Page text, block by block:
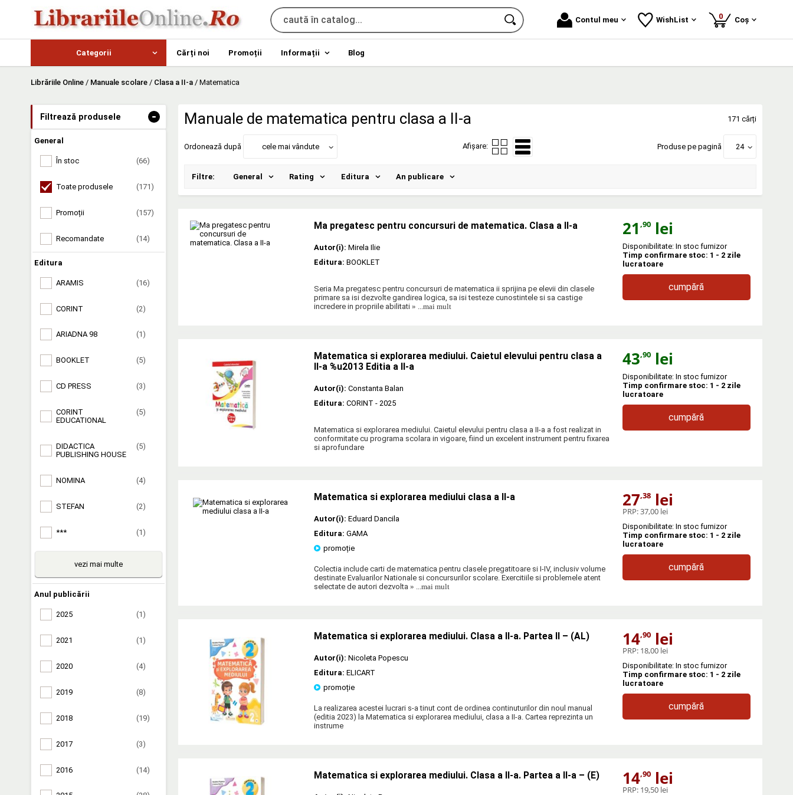
Contul meu WishList 0produse
Coș
Categorii Cărți noi Promoții Informații Blog
Librăriile Online / Manuale scolare / Clasa a II-a / Matematica
Filtrează produsele -
General
În stoc (66)
Toate produsele (171)
Promoții (157)
Recomandate (14)
Editura
ARAMIS (16)
CORINT (2)
ARIADNA 98 (1)
BOOKLET (5)
CD PRESS (3)
CORINT
EDUCATIONAL
(5)
DIDACTICA
PUBLISHING HOUSE
(5)
NOMINA (4)
STEFAN (2)
*** (1)
vezi mai multe
Anul publicării
2025 (1)
2021 (1)
2020 (4)
2019 (8)
2018 (19)
2017 (3)
2016 (14)
Manuale de matematica pentru clasa a II-a 171 cărți
Ordonează după cele mai vândute Afișare: Produse pe pagină 24
Filtre: General Rating Editura An publicare
Ma pregatesc pentru concursuri de matematica. Clasa a II-a
Autor(i): Mirela Ilie
Editura: BOOKLET
Seria Ma pregatesc pentru concursuri de matematica ii sprijina pe elevii din clasele
primare sa isi dezvolte gandirea logica, sa isi testeze cunostintele si sa castige
incredere in propriile abilitati » ...mai mult
21 ,90lei
Disponibilitate: In stoc furnizor
Timp confirmare stoc: 1 - 2 zile
lucratoare
cumpără
Matematica si explorarea mediului. Caietul elevului pentru clasa a
II-a %u2013 Editia a II-a
Autor(i): Constanta Balan
Editura: CORINT - 2025
Matematica si explorarea mediului. Caietul elevului pentru clasa a II-a a fost realizat in
conformitate cu programa scolara in vigoare, fiind un excelent instrument pentru fixarea
si aprofundare
43,90lei
Disponibilitate: In stoc furnizor
Timp confirmare stoc: 1 - 2 zile
lucratoare
cumpără
Matematica si explorarea mediului clasa a II-a
Autor(i): Eduard Dancila
Editura: GAMA
promoție
Colectia include carti de matematica pentru clasele pregatitoare si I-IV, inclusiv volume
destinate Evaluarilor Nationale si concursurilor scolare. Exercitiile si problemele atent
selectate de autori dezvolta » ...mai mult
27,38lei
PRP:37,00 lei
Disponibilitate: In stoc furnizor
Timp confirmare stoc: 1 - 2 zile
lucratoare
cumpără
Matematica si explorarea mediului. Clasa a II-a. Partea II – (AL)
Autor(i): Nicoleta Popescu
Editura: ELICART
promoție
La realizarea acestei lucrari s-a tinut cont de ordinea continuturilor din noul manual
(editia 2023) la Matematica si explorarea mediului, clasa a II-a. Cartea reprezinta un
instrume
14,90lei
PRP: 18,00 lei
Disponibilitate: In stoc furnizor
Timp confirmare stoc: 1 - 2 zile
lucratoare
cumpără
Matematica si explorarea mediului. Clasa a II-a. Partea a II-a – (E) 14,90lei
PRP: 19,50 lei